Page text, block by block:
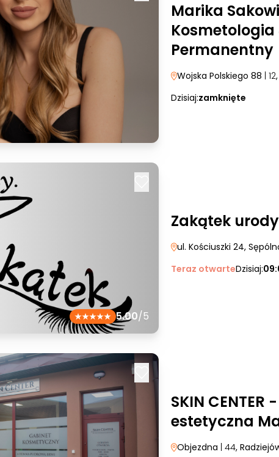
Marika
Kosmetologia
Permanentny
Wojska Polskiego 88 | 12
Dzisiaj:zamknięte
5.00/5
Zakątek urody
ul. Kościuszki 24,
Teraz otwarteDzisiaj:
SKIN
estetyczna
Objezdna | 44,